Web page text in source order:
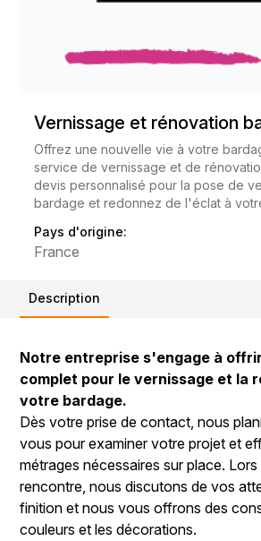
Vernissage et rénovation
Offrez une nouvelle vie à votre
service de vernissage et de
devis personnalisé pour la pose de
bardage et redonnez de l'éclat à
Pays d'origine:
France
Description
Notre entreprise s'engage à
complet pour le vernissage et la
votre bardage.
Dès votre prise de contact, nous
vous pour examiner votre projet et
métrages nécessaires sur place.
rencontre, nous discutons de vos
finition et nous vous offrons des
couleurs et les décorations.